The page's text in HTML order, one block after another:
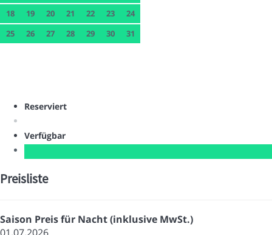
18
19 20 21 22 23
24
25
26 27 28 29 30 31
Reserviert
Verfügbar
Preisliste
Saison Preis für Nacht (inklusive MwSt.)